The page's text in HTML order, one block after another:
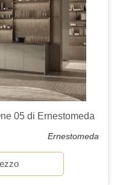
05 di Ernestomeda
Ernestomeda